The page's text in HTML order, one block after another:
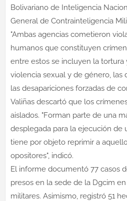
Bolivariano de Inteligencia
General de Contrainteligencia
"Ambas agencias cometieron
humanos que constituyen
entre estos se incluyen la tortura
violencia sexual y de género, las
las desapariciones forzadas de
Valiñas descartó que los
aislados. "Forman parte de una
desplegada para la ejecución de
tiene por objeto reprimir a
opositores", indicó.
El informe documentó 77 casos
presos en la sede de la Dgcim
militares. Asimismo, registró 51